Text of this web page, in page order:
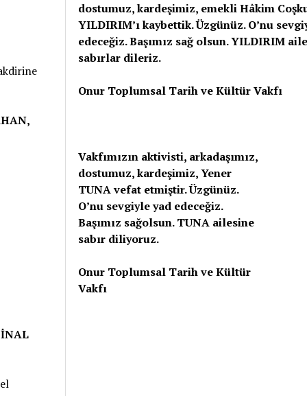
dostumuz, kardeşimiz, emekli Hâkim
YILDIRIM’ı kaybettik. Üzgünüz. O’nu
edeceğiz. Başımız sağ olsun. YILDIRIM
sabırlar dileriz.
Onur Toplumsal Tarih ve Kültür Vakfı
Vakfımızın aktivisti, arkadaşımız,
dostumuz, kardeşimiz, Yener
TUNA vefat etmiştir. Üzgünüz.
O’nu sevgiyle yad edeceğiz.
Başımız sağolsun. TUNA ailesine
sabır diliyoruz.
Onur Toplumsal Tarih ve Kültür
Vakfı